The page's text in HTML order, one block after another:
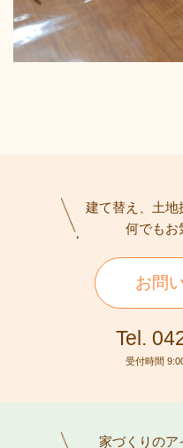
建て替え、土地
何でもお
お問
Tel.
受付時間
家づくりのア